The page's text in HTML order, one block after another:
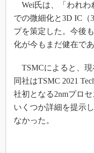
Wei氏は、「われわ
での微細化と3D IC（
プを策定した。今後
化が今もまだ健在で
TSMCによると、現
同社はTSMC 2021
社初となる2nmプロ
いくつか詳細を提示
なかった。